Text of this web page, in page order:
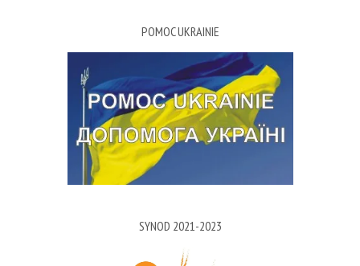
POMOC UKRAINIE
SYNOD 2021-2023